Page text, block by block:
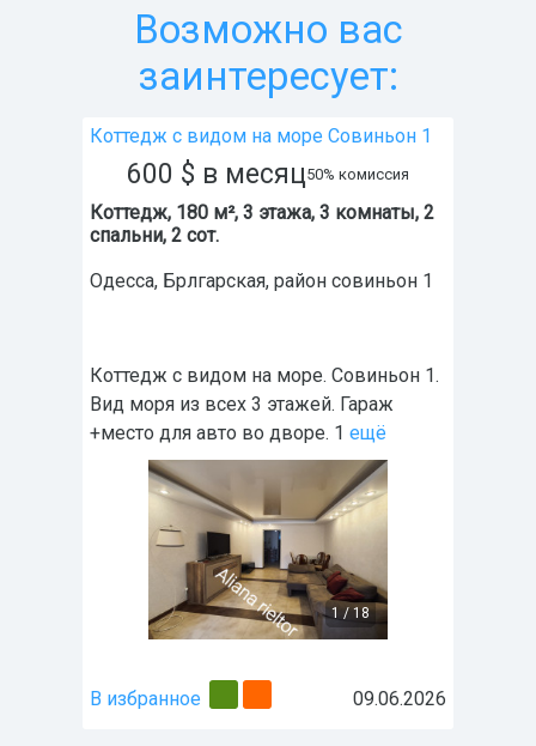
Возможно вас
заинтересует:
Коттедж с видом на море Совиньон 1
600 $ в месяц50% комиссия
Коттедж, 180 м², 3 этажа, 3 комнаты, 2
спальни, 2 сот.
Одесса, Брлгарская, район совиньон 1
Коттедж с видом на море. Совиньон 1.
Вид моря из всех 3 этажей. Гараж
+место для авто во дворе. 1 ещё
1 /18
В избранное 09.06.2026